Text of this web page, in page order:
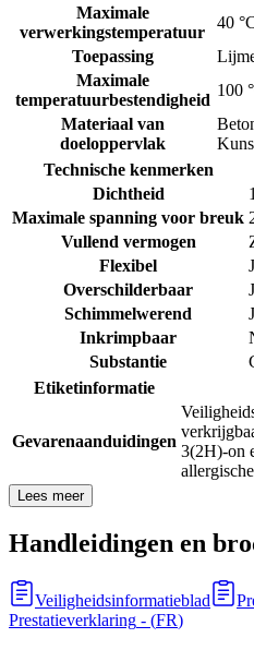
Maximale
verwerkingstemperatuur
40
Toepassing
Maximale
temperatuurbestendigheid
100
Materiaal van
doeloppervlak
Technische kenmerken
Dichtheid
Maximale spanning voor breuk
Vullend vermogen
Flexibel
Overschilderbaar
Schimmelwerend
Inkrimpbaar
Substantie
Etiketinformatie
Gevarenaanduidingen
3(2H)-on
Lees meer
Handleidingen en
Veiligheidsinformatieblad
Prestatieverklaring - (FR)